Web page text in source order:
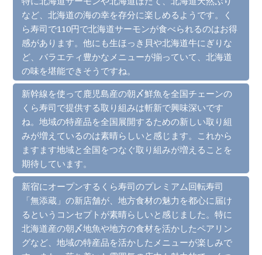
など、北海道の海の幸を存分に楽しめるようです。く
ら寿司で110円で北海道サーモンが食べられるのはお得
感があります。他にも生ほっき貝や北海道牛にぎりな
ど、バラエティ豊かなメニューが揃っていて、北海道
の味を堪能できそうですね。
新幹線を使って鹿児島産の朝〆鮮魚を全国チェーンの
くら寿司で提供する取り組みは斬新で興味深いです
ね。地域の特産品を全国展開するための新しい取り組
みが増えているのは素晴らしいと感じます。これから
ますます地域と全国をつなぐ取り組みが増えることを
期待しています。
新宿にオープンするくら寿司のプレミアム回転寿司
「無添蔵」の新店舗が、地方食材の魅力を都心に届け
るというコンセプトが素晴らしいと感じました。特に
北海道産の朝〆地魚や地方の食材を活かしたペアリン
グなど、地域の特産品を活かしたメニューが楽しみで